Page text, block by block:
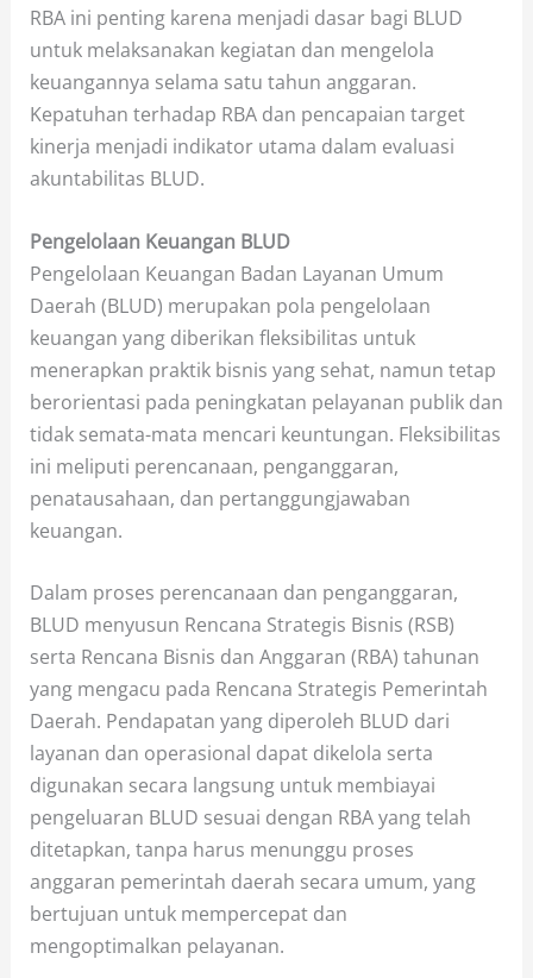
RBA ini penting karena menjadi dasar bagi BLUD
untuk melaksanakan kegiatan dan mengelola
keuangannya selama satu tahun anggaran.
Kepatuhan terhadap RBA dan pencapaian target
kinerja menjadi indikator utama dalam evaluasi
akuntabilitas BLUD.
Pengelolaan Keuangan BLUD
Pengelolaan Keuangan Badan Layanan Umum
Daerah (BLUD) merupakan pola pengelolaan
keuangan yang diberikan fleksibilitas untuk
menerapkan praktik bisnis yang sehat, namun tetap
berorientasi pada peningkatan pelayanan publik dan
tidak semata-mata mencari keuntungan. Fleksibilitas
ini meliputi perencanaan, penganggaran,
penatausahaan, dan pertanggungjawaban
keuangan.
Dalam proses perencanaan dan penganggaran,
BLUD menyusun Rencana Strategis Bisnis (RSB)
serta Rencana Bisnis dan Anggaran (RBA) tahunan
yang mengacu pada Rencana Strategis Pemerintah
Daerah. Pendapatan yang diperoleh BLUD dari
layanan dan operasional dapat dikelola serta
digunakan secara langsung untuk membiayai
pengeluaran BLUD sesuai dengan RBA yang telah
ditetapkan, tanpa harus menunggu proses
anggaran pemerintah daerah secara umum, yang
bertujuan untuk mempercepat dan
mengoptimalkan pelayanan.